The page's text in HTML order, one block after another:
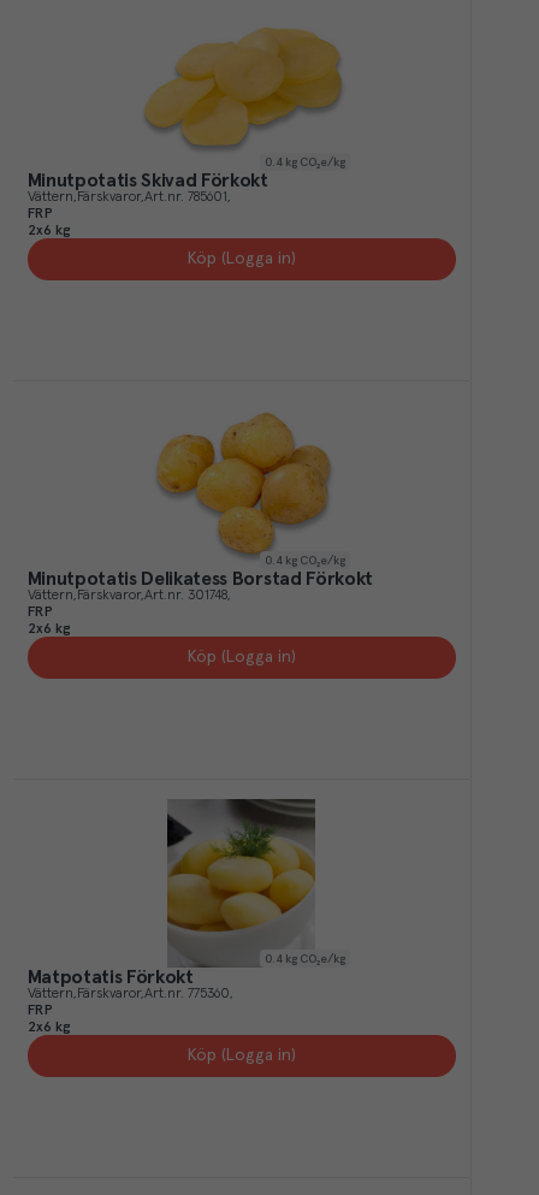
0.4 kg CO₂e/kg
Minutpotatis Skivad Förkokt
Vättern Färskvaror Art.nr. 785601
FRP
2x6 kg
Köp (Logga in)
0.4 kg CO₂e/kg
Minutpotatis Delikatess Borstad Förkokt
Vättern Färskvaror Art.nr. 301748
FRP
2x6 kg
Köp (Logga in)
0.4 kg CO₂e/kg
Matpotatis Förkokt
Vättern Färskvaror Art.nr. 775360
FRP
2x6 kg
Köp (Logga in)